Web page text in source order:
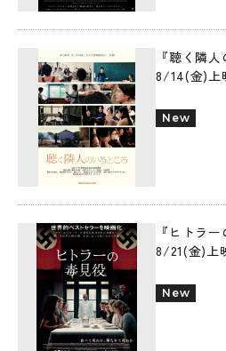
『聴く隣
8/14(金)上
New
『ヒトラ
8/21(金)上
New